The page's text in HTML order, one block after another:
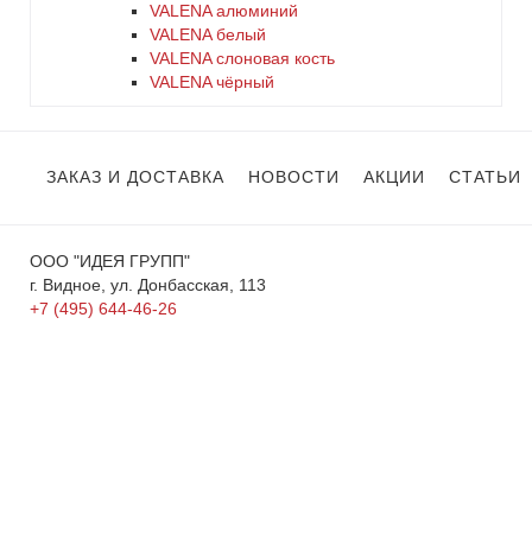
VALENA алюминий
VALENA белый
VALENA слоновая кость
VALENA чёрный
ЗАКАЗ И ДОСТАВКА НОВОСТИ АКЦИИ СТАТЬИ
ООО "ИДЕЯ ГРУПП"
г. Видное, ул. Донбасская, 113
+7 (495) 644-46-26